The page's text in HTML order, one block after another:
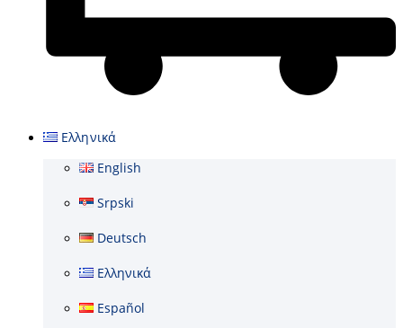
Ελληνικά
English
Srpski
Deutsch
Ελληνικά
Español